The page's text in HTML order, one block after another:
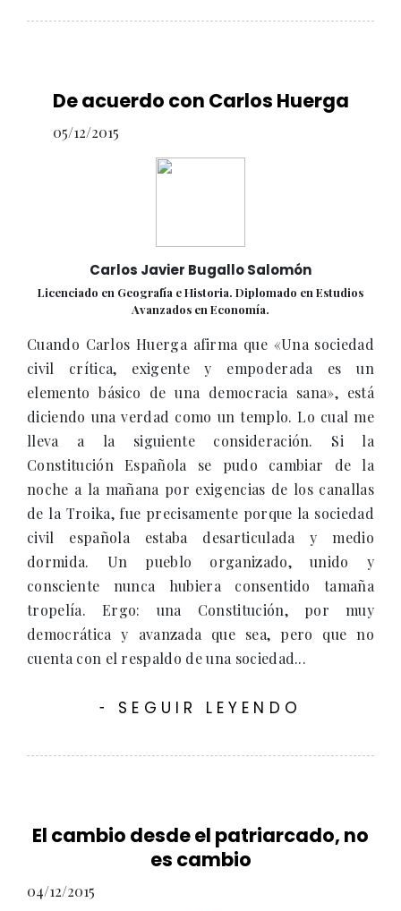
De acuerdo con Carlos Huerga
05/12/2015
Carlos Javier Bugallo Salomón
Licenciado en Geografía e Historia. Diplomado en Estudios
Avanzados en Economía.
Cuando Carlos Huerga afirma que «Una sociedad
civil crítica, exigente y empoderada es un
elemento básico de una democracia sana», está
diciendo una verdad como un templo. Lo cual me
lleva a la siguiente consideración. Si la
Constitución Española se pudo cambiar de la
noche a la mañana por exigencias de los canallas
de la Troika, fue precisamente porque la sociedad
civil española estaba desarticulada y medio
dormida. Un pueblo organizado, unido y
consciente nunca hubiera consentido tamaña
tropelía. Ergo: una Constitución, por muy
democrática y avanzada que sea, pero que no
cuenta con el respaldo de una sociedad...
- SEGUIR LEYENDO
El cambio desde el patriarcado, no
es cambio
04/12/2015